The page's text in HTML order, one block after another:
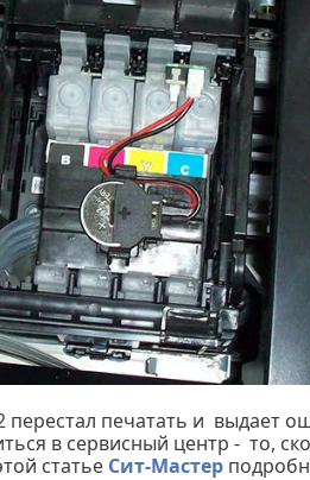
перестал печатать и выдает
в сервисный центр - то,
статье Сит-Мастер